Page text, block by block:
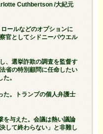
Cuthbertson /大紀元
ールなどのオプションに
官としてシドニーパウエル
、選挙詐欺の調査を監督す
省の特別顧問に任命したい
。
た。トランプの個人弁護士
を与えた。会議は熱い議論
して終わらない」と非難し